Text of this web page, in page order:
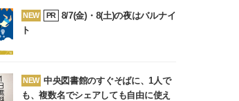
NEW PR
8/7(金)・8(土)の夜はバルナイ
ト
NEW 中央図書館のすぐそばに、1人で
も、複数名でシェアしても自由に使え